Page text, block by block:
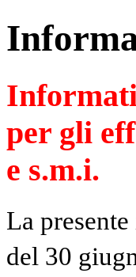
per gli
e s.m.i.
La
del 30